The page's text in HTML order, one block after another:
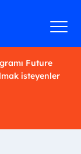
Future
isteyenler